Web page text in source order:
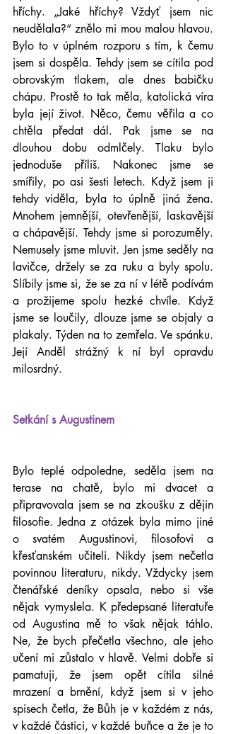
hříchy. „Jaké hříchy? Vždyť jsem nic
neudělala?“ znělo mi mou malou hlavou.
Bylo to v úplném rozporu s tím, k čemu
jsem si dospěla. Tehdy jsem se cítila pod
obrovským tlakem, ale dnes babičku
chápu. Prostě to tak měla, katolická víra
byla její život. Něco, čemu věřila a co
chtěla předat dál. Pak jsme se na
dlouhou dobu odmlčely. Tlaku bylo
jednoduše příliš. Nakonec jsme se
smířily, po asi šesti letech. Když jsem ji
tehdy viděla, byla to úplně jiná žena.
Mnohem jemnější, otevřenější, laskavější
a chápavější. Tehdy jsme si porozuměly.
Nemusely jsme mluvit. Jen jsme seděly na
lavičce, držely se za ruku a byly spolu.
Slíbily jsme si, že se za ní v létě podívám
a prožijeme spolu hezké chvíle. Když
jsme se loučily, dlouze jsme se objaly a
plakaly. Týden na to zemřela. Ve spánku.
Její Anděl strážný k ní byl opravdu
milosrdný.
Setkání s Augustinem
Bylo teplé odpoledne, seděla jsem na
terase na chatě, bylo mi dvacet a
připravovala jsem se na zkoušku z dějin
filosofie. Jedna z otázek byla mimo jiné
o svatém Augustinovi, filosofovi a
křesťanském učiteli. Nikdy jsem nečetla
povinnou literaturu, nikdy. Vždycky jsem
čtenářské deníky opsala, nebo si vše
nějak vymyslela. K předepsané literatuře
od Augustina mě to však nějak táhlo.
Ne, že bych přečetla všechno, ale jeho
učení mi zůstalo v hlavě. Velmi dobře si
pamatuji, že jsem opět cítila silné
mrazení a brnění, když jsem si v jeho
spisech četla, že Bůh je v každém z nás,
v každé částici, v každé buňce a že je to